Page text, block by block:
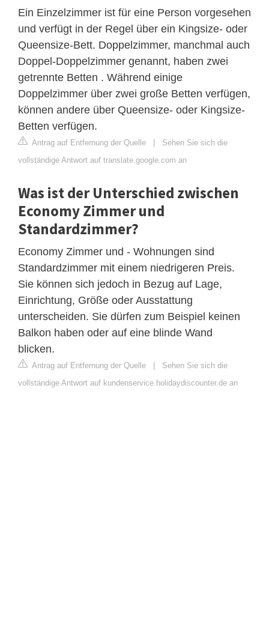
Ein Einzelzimmer ist für eine Person vorgesehen
und verfügt in der Regel über ein Kingsize- oder
Queensize-Bett. Doppelzimmer, manchmal auch
Doppel-Doppelzimmer genannt, haben zwei
getrennte Betten . Während einige
Doppelzimmer über zwei große Betten verfügen,
können andere über Queensize- oder Kingsize-
Betten verfügen.
Antrag auf Entfernung der Quelle | Sehen Sie sich die
vollständige Antwort auf translate.google.com an
Was ist der Unterschied zwischen
Economy Zimmer und
Standardzimmer?
Economy Zimmer und - Wohnungen sind
Standardzimmer mit einem niedrigeren Preis.
Sie können sich jedoch in Bezug auf Lage,
Einrichtung, Größe oder Ausstattung
unterscheiden. Sie dürfen zum Beispiel keinen
Balkon haben oder auf eine blinde Wand
blicken.
Antrag auf Entfernung der Quelle | Sehen Sie sich die
vollständige Antwort auf kundenservice.holidaydiscounter.de an